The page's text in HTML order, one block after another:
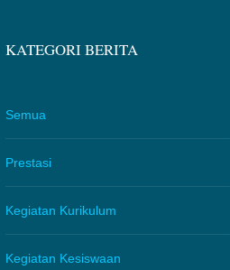
KATEGORI BERITA
Semua
Prestasi
Kegiatan Kurikulum
Kegiatan Kesiswaan